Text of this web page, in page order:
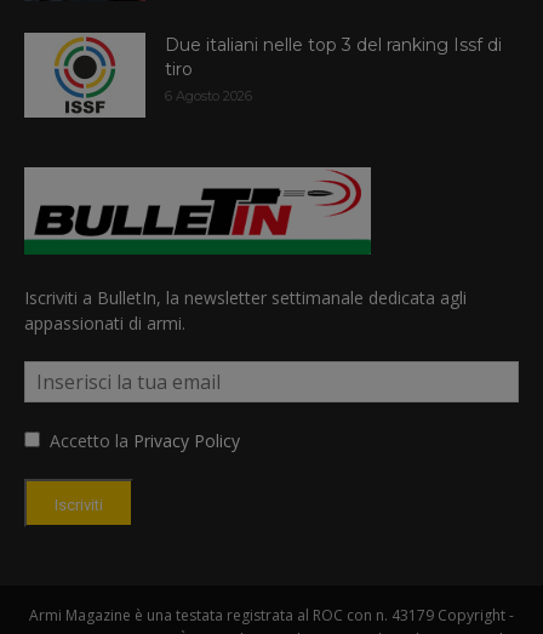
Due italiani nelle top 3 del ranking Issf di
tiro
6 Agosto 2026
Iscriviti a BulletIn, la newsletter settimanale dedicata agli
appassionati di armi.
Accetto la Privacy Policy
Iscriviti
Armi Magazine è una testata registrata al ROC con n. 43179 Copyright -